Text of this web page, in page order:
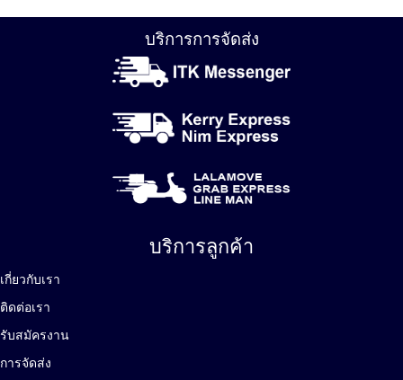
บริการการจัดส่ง
บริการลูกค้า
เกี่ยวกับเรา
ติดต่อเรา
รับสมัครงาน
การจัดส่ง